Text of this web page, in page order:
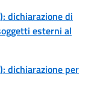
dichiarazione di
esterni al
dichiarazione per